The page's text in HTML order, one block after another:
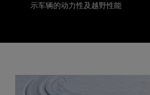
示车辆的动力性及越野性能